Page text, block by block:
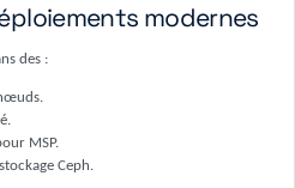
modernes
des :
MSP.
Ceph.